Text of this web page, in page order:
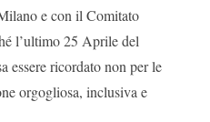
e con il Comitato
l’ultimo 25 Aprile del
essere ricordato non per le
orgogliosa, inclusiva e